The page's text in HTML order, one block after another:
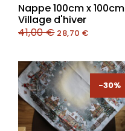
Nappe 100cm x 100cm
Village d'hiver
41,00€ 28,70 €
-30%
-30%